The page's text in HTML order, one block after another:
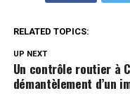
RELATED TOPICS:
UP NEXT
Un contrôle routier à
démantèlement d’un